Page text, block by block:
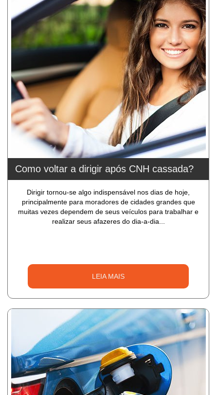
Como voltar a dirigir após CNH cassada?
Dirigir tornou-se algo indispensável nos dias de hoje,
principalmente para moradores de cidades grandes que
muitas vezes dependem de seus veículos para trabalhar e
realizar seus afazeres do dia-a-dia...
LEIA MAIS